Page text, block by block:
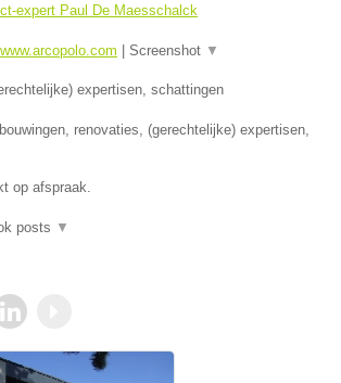
expert Paul De Maesschalck
Screenshot ▼
expertisen, schattingen
renovaties, (gerechtelijke) expertisen,
op afspraak.
posts ▼